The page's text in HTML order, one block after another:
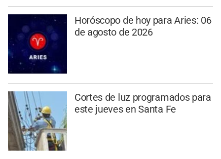
Horóscopo de hoy para Aries: 06
de agosto de 2026
Cortes de luz programados para
este jueves en Santa Fe